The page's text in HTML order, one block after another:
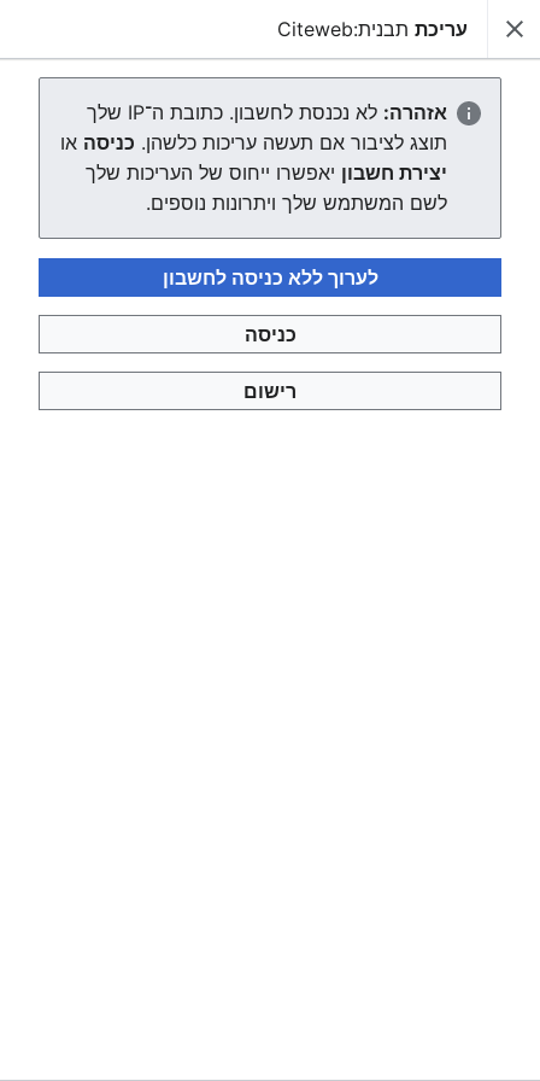
צפונות ויקי
יצירת הדף "תבנית:Citeweb"
העורך ייטען עכשיו. אם ההודעה הזאת עדיין מוצגת לאחר כמה
שניות, אפשר לטעון את הדף מחדש.
מדיניות פרטיות תצוגת מחשבים
עריכת תבנית:Citeweb
אזהרה:
לא נכנסת לחשבון. כתובת ה־IP שלך
תוצג לציבור אם תעשה עריכות כלשהן. כניסה או
יצירת חשבון יאפשרו ייחוס של העריכות שלך
לשם המשתמש שלך ויתרונות נוספים.
לערוך ללא כניסה לחשבון
כניסה
רישום